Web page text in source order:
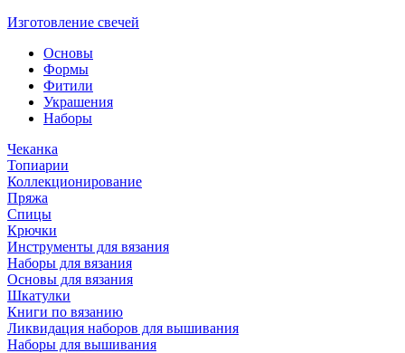
Изготовление свечей
Основы
Формы
Фитили
Украшения
Наборы
Чеканка
Топиарии
Коллекционирование
Пряжа
Спицы
Крючки
Инструменты для вязания
Наборы для вязания
Основы для вязания
Шкатулки
Книги по вязанию
Ликвидация наборов для вышивания
Наборы для вышивания